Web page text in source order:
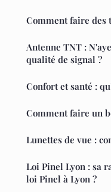
Comment faire des
Antenne TNT :
qualité de signal ?
Confort et santé :
Comment faire un
Lunettes de vue :
Loi Pinel Lyon : sa
loi Pinel à Lyon ?